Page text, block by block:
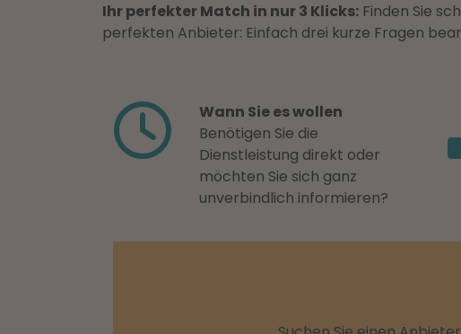
Ihr perfekter Match in nur 3 Klicks: Finden Sie
perfekten Anbieter: Einfach drei kurze Fragen
Wann Sie es wollen
Benötigen Sie die
Dienstleistung direkt oder
möchten Sie sich ganz
unverbindlich informieren?